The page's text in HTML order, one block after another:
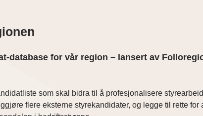
database for vår region – lansert av
som skal bidra til å profesjonalisere
flere eksterne styrekandidater, og legge til rette for